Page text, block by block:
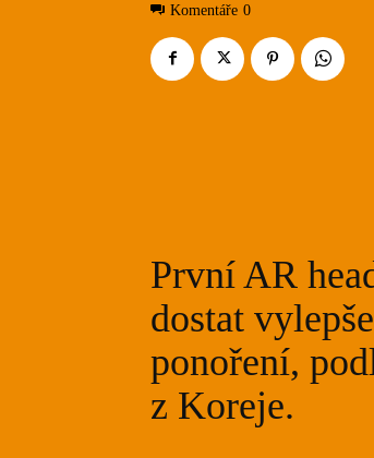
Komentáře 0
První AR
dostat
ponoření,
z Koreje.